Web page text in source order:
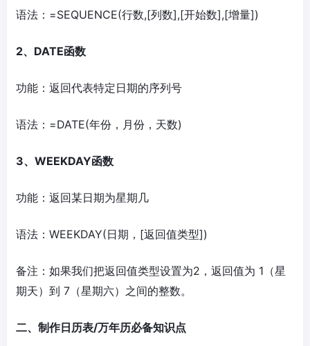
语法：=SEQUENCE(行数,[列数],[开始数],[增量])
2、DATE函数
功能：返回代表特定日期的序列号
语法：=DATE(年份，月份，天数)
3、WEEKDAY函数
功能：返回某日期为星期几
语法：WEEKDAY(日期，[返回值类型])
备注：如果我们把返回值类型设置为2，返回值为 1（星
期天）到 7（星期六）之间的整数。
二、制作日历表/万年历必备知识点